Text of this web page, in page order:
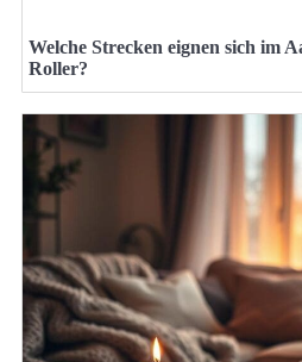
Welche Strecken eignen sich im
Roller?